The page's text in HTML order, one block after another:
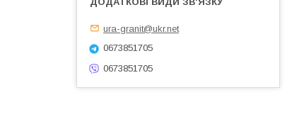
ura-granit@ukr.net
0673851705
0673851705